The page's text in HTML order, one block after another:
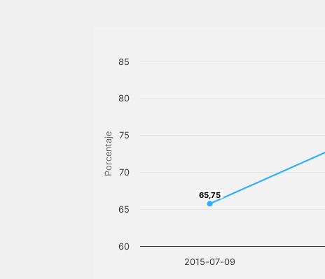
Porcentaje
65,75
65,75
2015-07-09
60
65
70
75
80
85